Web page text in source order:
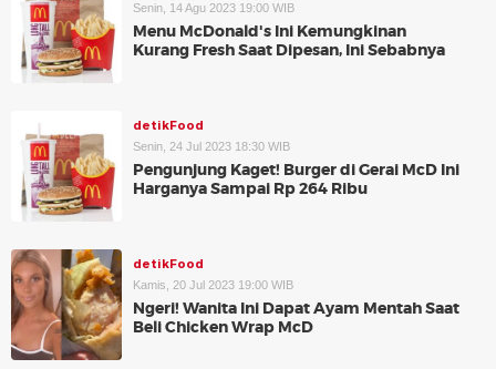
Senin, 14 Agu 2023 19:00 WIB
Menu McDonald's Ini Kemungkinan
Kurang Fresh Saat Dipesan, Ini Sebabnya
detikFood
Senin, 24 Jul 2023 18:30 WIB
Pengunjung Kaget! Burger di Gerai McD Ini
Harganya Sampai Rp 264 Ribu
detikFood
Kamis, 20 Jul 2023 19:00 WIB
Ngeri! Wanita Ini Dapat Ayam Mentah Saat
Beli Chicken Wrap McD